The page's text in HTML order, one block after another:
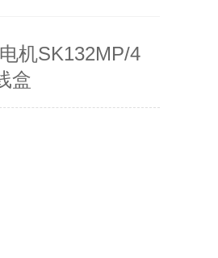
机SK132MP/4
盒